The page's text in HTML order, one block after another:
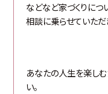
などなど家づくりにつ
相談に乗らせていただ
あなたの人生を楽し
い。